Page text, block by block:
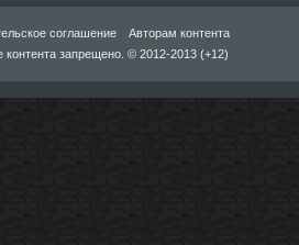
соглашение
Авторам контента
контента запрещено. © 2012-2013 (+12)